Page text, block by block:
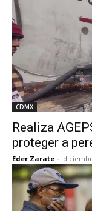
CDMX
Realiza
proteger a
Eder Zarate -